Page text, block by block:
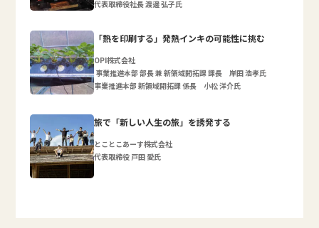
代表取締役社長 渡邊 弘子氏
「熱を印刷する」発熱インキの可能性に挑む
OPI株式会社
事業推進本部 部長 兼 新領域開拓課 課長 岸田 浩孝氏
事業推進本部 新領域開拓課 係長 小松 洋介氏
旅で「新しい人生の旅」を誘発する
とことこあーす株式会社
代表取締役 戸田 愛氏